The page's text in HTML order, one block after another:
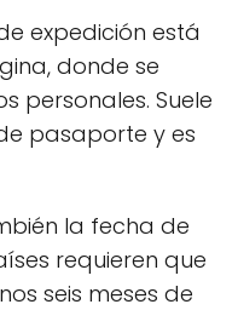
expedición está
donde se
personales. Suele
pasaporte y es
la fecha de
requieren que
seis meses de